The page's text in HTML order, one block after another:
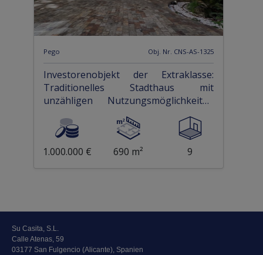
Pego Obj. Nr. CNS-AS-1325
Investorenobjekt der Extraklasse:
Traditionelles Stadthaus mit
unzähligen Nutzungsmöglichkeiten
im Zentrum von Pego
1.000.000 € 690 m² 9
Su Casita, S.L.
Calle Atenas, 59
03177 San Fulgencio (Alicante), Spanien